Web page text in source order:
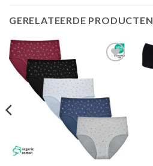
GERELATEERDE PRODUCTEN
verlanglijst